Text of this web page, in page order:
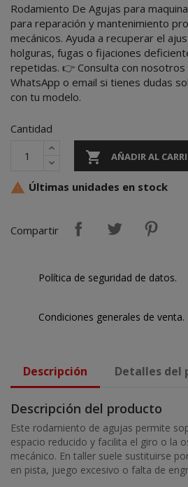
Rodamiento De Agujas para
para reparación y mantenimiento
mecánicos. Ayuda a recuperar el
holguras, fugas o fijaciones
repetidas. 👉 Consulta con
WhatsApp o email si tienes dudas
con tu modelo.
Cantidad
 AÑADIR AL
 Últimas unidades en stock
Compartir
Política de seguridad de datos.
Condiciones generales de venta.
Descripción Detalles del
Descripción del producto
Este rodamiento de agujas permite
espacio reducido y facilita el giro o la
mecánico. En taller suele sustituirse
en pista, juego excesivo o falta de